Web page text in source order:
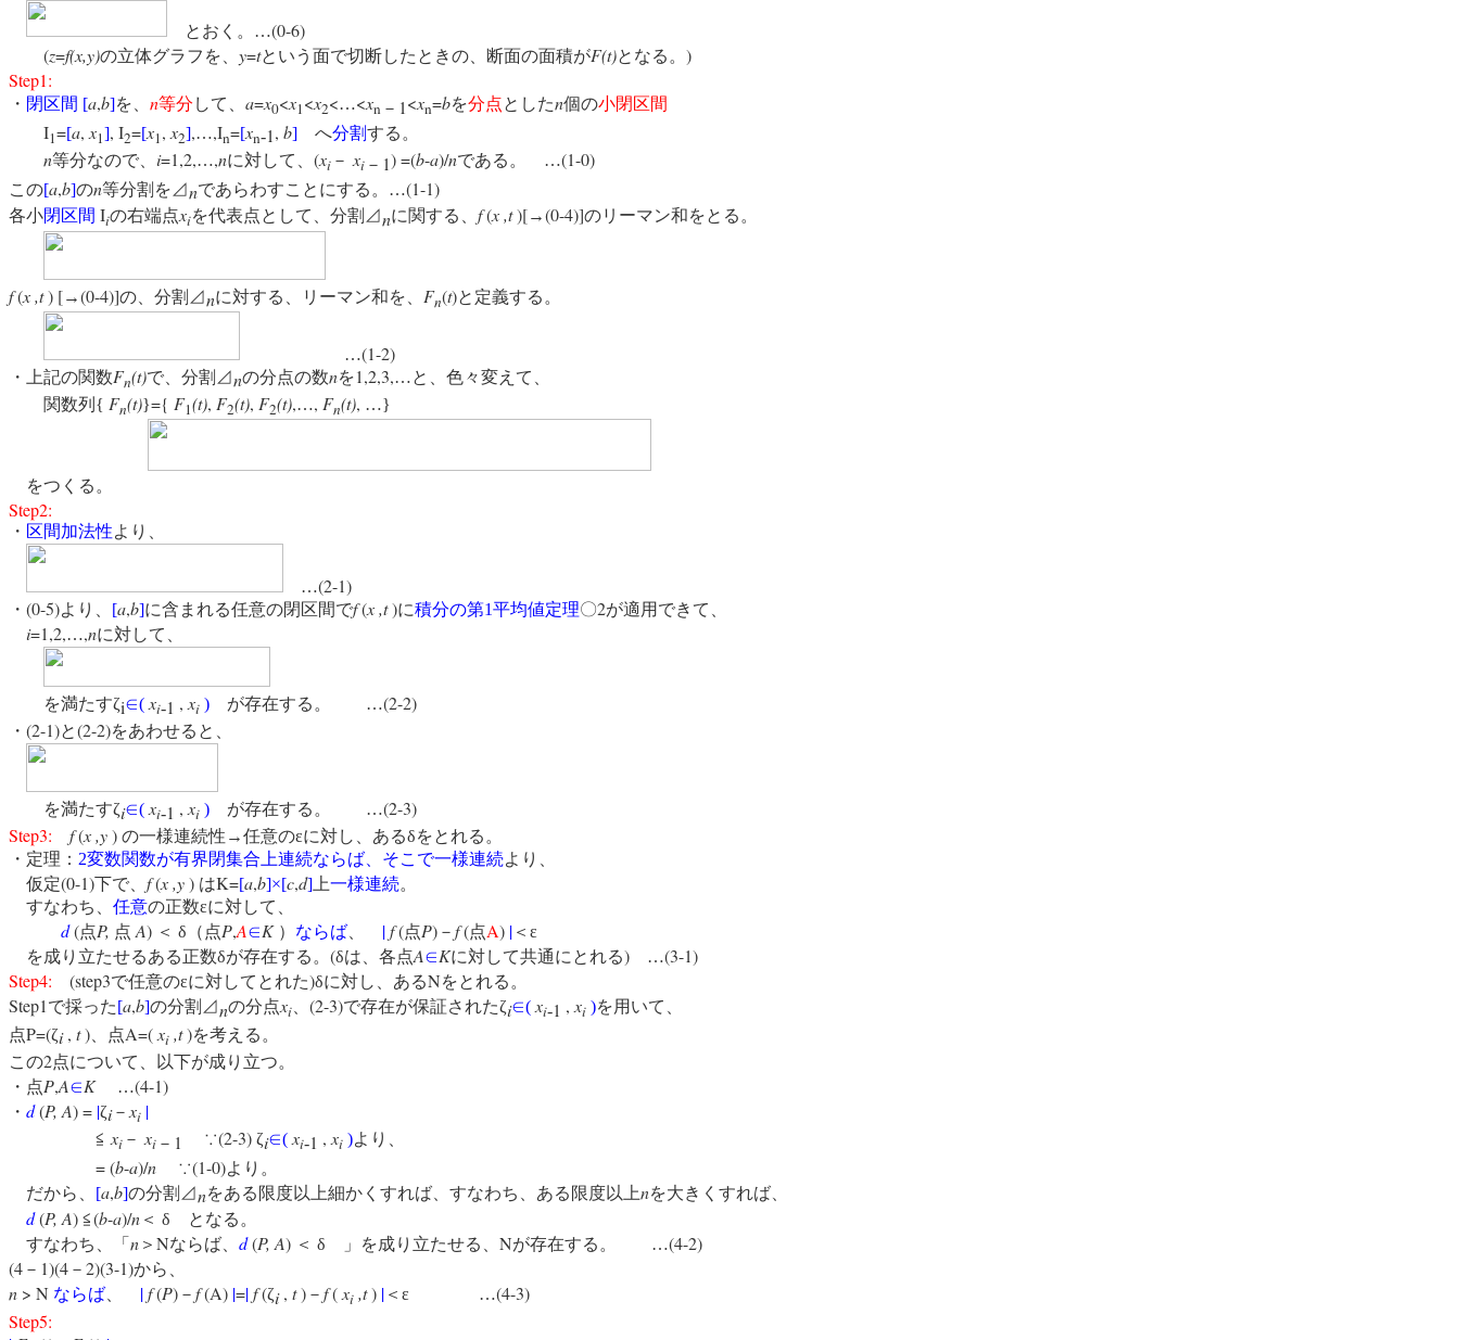
とおく。…(0-6)
(z=f(x,y)の立体グラフを、 y=tという面で切断したときの、断面の面積がF(t)となる。 )
Step1:
・ 閉区間 [a,b]を、 n等分 して、 a=x0<x1<x2<…<xn － 1<xn=bを分点としたn個の小閉区間
I1=[a, x1], I2=[x1, x2],…,In=[xn‐1, b] へ分割する。
n等分なので、 i=1,2,…,nに対して、 (xi － xi － 1) =(b-a)/nである。 …(1-0)
この[a,b]のn等分割を⊿nであらわすことにする。…(1-1)
各小閉区間 Iiの右端点xiを代表点として、分割⊿nに関する、 f(x ,t)[→(0-4)]のリーマン和をとる。
f(x ,t) [→(0-4)]の、分割⊿nに対する、リーマン和を、 Fn(t)と定義する。
…(1-2)
・上記の関数Fn(t)で、分割⊿nの分点の数nを1,2,3,…と、色々変えて、
関数列{ Fn(t)}={ F1(t), F2(t), F2(t),…, Fn(t), …}
をつくる。
Step2:
・ 区間加法性より、
…(2-1)
・ (0-5)より、 [a,b]に含まれる任意の閉区間でf(x ,t)に積分の第1平均値定理〇2が適用できて、
i=1,2,…,nに対して、
を満たすζi∈( xi‐1 , xi ) が存在する。 …(2-2)
・ (2-1)と(2-2)をあわせると、
を満たすζi∈( xi‐1 ,xi ) が存在する。 …(2-3)
Step3:
f(x ,y) の一様連続性→任意のεに対し、あるδをとれる。
・定理： 2変数関数が有界閉集合上連続ならば、そこで一様連続より、
仮定(0-1)下で、 f(x ,y) はK=[a,b]×[c,d]上一様連続。
すなわち、 任意の正数εに対して、
d(点P, 点 A) ＜ δ（点P,A∈K ） ならば、 |f(点P) － f(点A) | ＜ε
を成り立たせるある正数δが存在する。 (δは、各点A∈Kに対して共通にとれる) …(3-1)
Step4:
(step3で任意のεに対してとれた)δに対し、あるNをとれる。
Step1で採った[a,b]の分割⊿nの分点xi、 (2-3)で存在が保証されたζi∈( xi‐1 ,xi )を用いて、
点P=(ζi, t) 、点A=( xi ,t)を考える。
この2点について、以下が成り立つ。
・点P,A∈K …(4-1)
・ d(P, A) = |ζi－ xi |
≦ xi － xi － 1 ∵(2-3) ζi∈( xi‐1 , xi )より、
= (b-a)/n ∵(1-0)より。
だから、 [a,b]の分割⊿nをある限度以上細かくすれば、すなわち、ある限度以上nを大きくすれば、
d(P, A) ≦(b-a)/n ＜ δ となる。
すなわち、「 n ＞ Nならば、 d(P, A) ＜ δ 」を成り立たせる、 Nが存在する。 …(4-2)
(4 － 1)(4 － 2)(3-1)から、
n > N ならば |f(P) － f(A) |=|f(ζi, t) － f(xi ,t) | ＜ε …(4-3)
Step5: